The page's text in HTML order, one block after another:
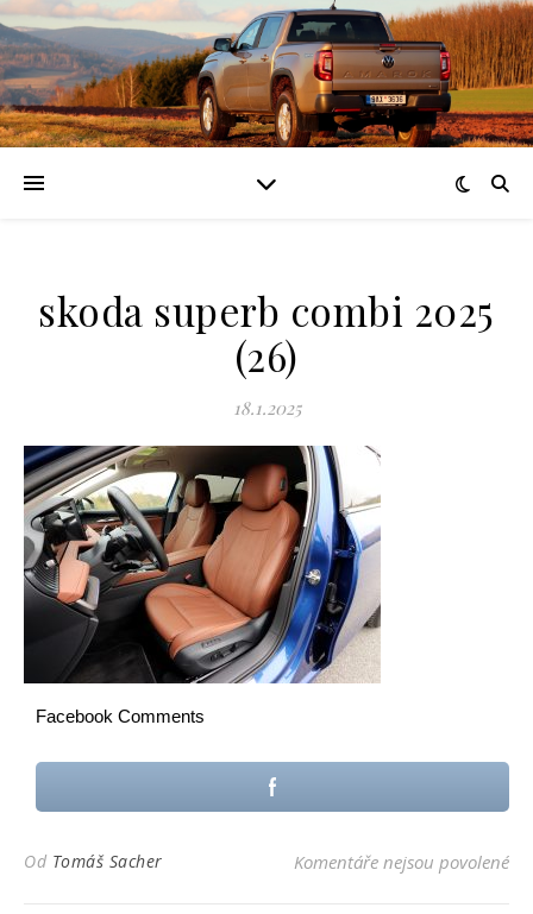
skoda superb combi 2025
(26)
18.1.2025
Facebook Comments
Od Tomáš Sacher Komentáře nejsou povolenéu